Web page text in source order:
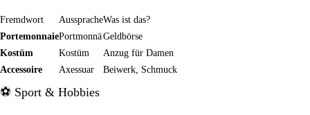
Fremdwort AusspracheWas ist das?
PortemonnaiePortmonnäGeldbörse
Kostüm
Kostüm
Anzug für Damen
Accessoire
Axessuar Beiwerk, Schmuck
⚽ Sport & Hobbies